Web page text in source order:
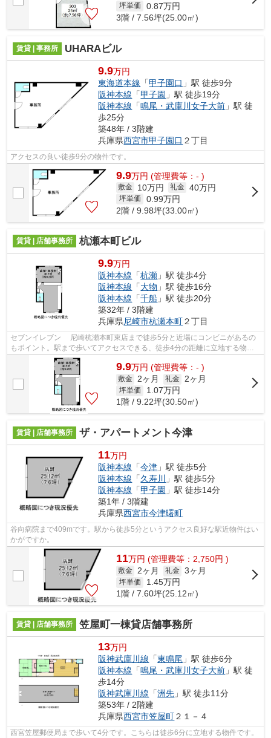
坪単価 0.87万円
3階 / 7.56坪(25.00㎡)
賃貸 | 事務所 UHARAビル
9.9万円
東海道本線 「甲子園口 」駅 徒歩9分
阪神本線 「甲子園 」駅 徒歩19分
阪神本線 「鳴尾・武庫川女子大前 」駅 徒
歩25分
築48年 / 3階建
兵庫県西宮市甲子園口 ２丁目
アクセスの良い徒歩9分の物件です。
9.9万円 (管理費等：- )
敷金 10万円 礼金 40万円
坪単価 0.99万円
2階 / 9.98坪(33.00㎡)
賃貸 | 店舗事務所 杭瀬本町ビル
9.9万円
阪神本線 「杭瀬 」駅 徒歩4分
阪神本線 「大物 」駅 徒歩16分
阪神本線 「千船 」駅 徒歩20分
築32年 / 3階建
兵庫県尼崎市杭瀬本町２丁目
セブンイレブン 尼崎杭瀬本町東店まで徒歩5分と近場にコンビニがあるの
もポイント。駅まで歩いてアクセスできる、徒歩4分の距離に立地する物件
9.9万円 (管理費等：- )
敷金 2ヶ月 礼金 2ヶ月
坪単価 1.07万円
1階 / 9.22坪(30.50㎡)
賃貸 | 店舗事務所 ザ・アパートメント今津
11万円
阪神本線 「今津 」駅 徒歩5分
阪神本線 「久寿川
」駅 徒歩5分
阪神本線 「甲子園 」駅 徒歩14分
築1年 / 3階建
兵庫県西宮市今津曙町
谷向病院まで409mです。駅から徒歩5分というアクセス良好な駅近物件はい
かがですか。
11万円 (管理費等：2,750円 )
敷金 2ヶ月 礼金 3ヶ月
坪単価 1.45万円
1階 / 7.60坪(25.12㎡)
賃貸 | 店舗事務所 笠屋町一棟貸店舗事務所
13万円
阪神武庫川線 「東鳴尾 」駅 徒歩6分
阪神本線 「鳴尾・武庫川女子大前 」駅 徒
歩14分
阪神武庫川線 「洲先 」駅 徒歩11分
築53年 / 2階建
兵庫県西宮市笠屋町２１－４
西宮笠屋郵便局まで歩いて4分です。こちらは徒歩6分に立地する物件です。